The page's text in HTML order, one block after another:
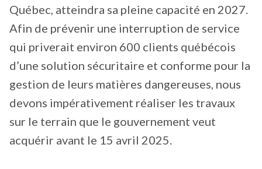
Québec, atteindra sa pleine capacité en 2027.
Afin de prévenir une interruption de service
qui priverait environ 600 clients québécois
d’une solution sécuritaire et conforme pour la
gestion de leurs matières dangereuses, nous
devons impérativement réaliser les travaux
sur le terrain que le gouvernement veut
acquérir avant le 15 avril 2025.